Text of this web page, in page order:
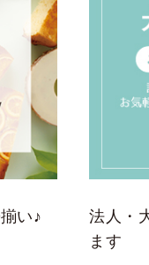
い♪
法人・
ます